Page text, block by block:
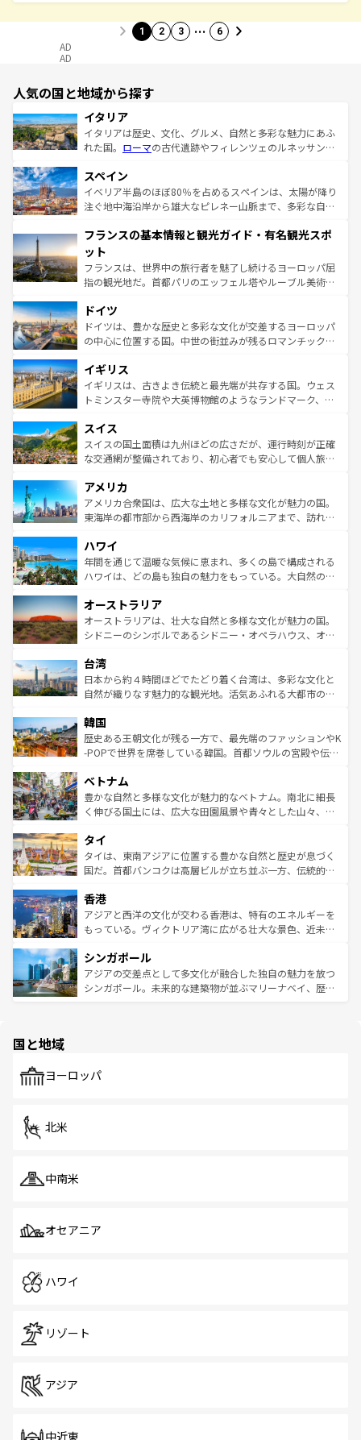
1 2 3 … 6
AD
AD
人気の国と地域から探す
イタリア
イタリアは歴史、文化、グルメ、自然と多彩な魅力にあふ
れた国。 ローマの古代遺跡やフィレンツェのルネッサンス
ろん、トスカーナの美しい田園風景やアマルフィ海岸の絶
景など、自然景観も見逃せない。観光の合間には、本場の
ピザやパスタなど、絶品のイタリア料理を堪能することも
ませてくれるイタリアで、忘れられない旅をしてみよう！
なお、新着のイタリア情報は
しい。
スペイン
イベリア半島のほぼ80％を占めるスペインは、太陽が降り
注ぐ地中海沿岸から雄大なピレネー山脈まで、多彩な自然
文化が根付くこの国では、情熱的なフラメンコ、熱気あふ
れる闘牛、そして美味しいタパスが生活の一部となってい
る。首都マドリードの洗練された雰囲気や、バルセロナの
アートに溢れた街角から、地方では古代ローマ遺跡や中世
せる。地方によって風土や気候が異なるスペインはその個
性で訪れる人を魅了する。 なお、新着のスペイン情報は コ
ンテンツ一覧を参照してほしい。
フランスの基本情報と観光ガイド・有名観光スポ
ット
フランスは、世界中の旅行者を魅了し続けるヨーロッパ屈
指の観光地だ。首都パリのエッフェル塔やルーブル美術館
で、幅広い魅力が詰まっている。華麗な宮殿、歴史的な大
聖堂、美しいビーチ、そして豊かな自然が、訪れる者を心
から魅了する。また、フランスは美食の国としても知ら
いる。シャンパンの発祥地であるランス、プロヴァンスの
香り高いラベンダー畑など、多彩な楽しみ方が可能だ。さ
らに、パリ以外の地域にも魅力が溢れており、どの街角に
れる地方に足を運ぶとそれぞれで全く異なる文化を体験で
きるだろう。 なお、新着のフランス情報はコンテンツ一覧
を参照してほしい。
ドイツ
ドイツは、豊かな歴史と多彩な文化が交差するヨーロッパ
の中心に位置する国。中世の街並みが残るロマンチック街
顔を持つこの国は、どこを歩いても飽きることがない。ベ
ルリンの文化的活気、バイエルン州のアルプスの絶景、そ
してライン川沿いのワイン畑といった風景は必見。ビール
は、お酒好きな人にはぜひ体験してほしい。 なお、新着の
ドイツ情報はコンテンツ一覧を参照してほしい。
イギリス
イギリスは、古きよき伝統と最先端が共存する国。ウェス
トミンスター寺院や大英博物館のようなランドマーク、歴
リアごとに異なる魅力がある。また、優雅なアフタヌーン
ティー、ビール好きにはたまらない英国パブ、サッカー観
戦など、本場だからこそできる体験も豊富。イギリスを旅
ンツ一覧を参照してほしい。
スイス
スイスの国土面積は九州ほどの広さだが、運行時刻が正確
な交通網が整備されており、初心者でも安心して個人旅行
の建物がそのまま残る町や、スイスならではのユニークな
博物館もあり、アルプス観光だけでなく町歩きも満喫する
ことができる。国民の所得が高いため物価も高いが、旅行
ば市内交通費無料で観光を楽しむこともできる。 なお、新
着のスイス情報はコンテンツ一覧 を参照してほしい。
アメリカ
アメリカ合衆国は、広大な土地と多様な文化が魅力の国。
東海岸の都市部から西海岸のカリフォルニアまで、訪れる
のような巨大都市は、観光、ショッピング、エンターテイ
ンメントが詰まった刺激的なスポットだ。一方、アメリカ
西部には大自然が広がり、グランドキャニオンやイエロー
部のニューオーリンズでは、音楽と美食が融合した独特の
文化が魅力。旅行者はアメリカの各地域で異なる魅力を楽
しみながら、その多様性と豊かな歴史を感じることができ
ならではの贅沢な旅のスタイルだ。 なお、新着のアメリカ
情報はコンテンツ一覧を参照してほしい。
ハワイ
年間を通じて温暖な気候に恵まれ、多くの島で構成される
ハワイは、どの島も独自の魅力をもっている。大自然の神
ワイ島は見逃せない。また、定番の観光地といえばオアフ
島だが、静かな自然を求めるならマウイ島やカウアイ島が
おすすめ。エメラルドグリーンに輝く海をはじめ、豊かな
れるおもてなしの心で訪れる人々を迎えてくれるハワイの
人々、おいしいローカルフードやハワイアンミュージッ
ク、伝統的なフラダンスなど、すべてがハワイの魅力を彩
ワイを、存分に味わってほしい。 なお、新着のハワイ情報
はコンテンツ一覧を参照してほしい。
オーストラリア
オーストラリアは、壮大な自然と多様な文化が魅力の国。
シドニーのシンボルであるシドニー・オペラハウス、オー
リアリーフや大陸中央部にそびえるウルル（エアーズロッ
ク）、タスマニアの美しい原生林やケアンズの熱帯雨林な
ど、見どころがたくさん。また、カフェやワイン、オージ
いる。アクティビティも充実しており、サーフィンやダイ
ビング、ハイキングなど、アウトドア好きにはたまらな
い。オーストラリアの多彩な魅力を存分に味わいつくそ
参照してほしい。
台湾
日本から約４時間ほどでたどり着く台湾は、多彩な文化と
自然が織りなす魅力的な観光地。活気あふれる大都市の台
ン）、静ひつな山岳地帯である台湾東部など、都市の喧騒
と山間の静けさが共存しており、訪れる人に新しい発見と
驚きをもたらしてくれる。また、奥深い台湾の食文化も魅
容にもいいと評判のスイーツなど、バラエティ豊かな料理
が味わえる。 なお、新着の台湾情報は コンテンツ一覧を参
照してほしい。
韓国
歴史ある王朝文化が残る一方で、最先端のファッションやK
-POPで世界を席巻している韓国。首都ソウルの宮殿や伝統
き、地方に足を延ばせば四季折々の自然美を楽しむことが
できる。そして、キムチや焼肉、絶品のストリートフード
まで、さまざまな韓国料理が待っている。夜には、韓国な
リティに包まれながら、韓国の多彩な魅力を心ゆくまで味
わってみてほしい。 なお、新着の韓国情報はコンテンツ一
覧を参照してほしい。
ベトナム
豊かな自然と多様な文化が魅力的なベトナム。南北に細長
く伸びる国土には、広大な田園風景や青々とした山々、世
急速な発展と共に伝統が息づく。ハノイの古い町並みやホ
ーチミン市のフランス統治時代の建物も、独特の雰囲気を
醸し出している。また、バラエティの豊かさとおいしさで
とつ。フォーやバインミー、ベトナムコーヒーなどは、ぜ
ひ現地で味わいたい。どの地域を訪れてもあたたかい人々
が旅行者を迎えてくれるので、きっと忘れられない旅にな
参照してほしい。
タイ
タイは、東南アジアに位置する豊かな自然と歴史が息づく
国だ。首都バンコクは高層ビルが立ち並ぶ一方、伝統的な
の活気が交差している。北部ではチェンマイなどの山岳地
帯で自然と触れ合い、南部ではプーケットやクラビの美し
いビーチでリゾート気分を楽しむことができる。タイ料理
激する。気候は一年中温暖で、どの季節にも異なる楽しみ
が待っている。親しみやすいタイの人々、仏教を中心とし
た文化、そして多様な観光資源が、訪れる旅人を魅了し続
香港
アジアと西洋の文化が交わる香港は、特有のエネルギーを
もっている。ヴィクトリア湾に広がる壮大な景色、近未来
み、どこを訪れても感動するはず。観光スポットが密集し
ており、効率よく見どころを回れるのも魅力。息をのむよ
うな絶景から文化的な体験まで、香港を存分に楽しみ尽く
シンガポール
アジアの交差点として多文化が融合した独自の魅力を放つ
シンガポール。未来的な建築物が並ぶマリーナベイ、歴史
で、ホーカーズは地元の風情を楽しめる外せないスポット
国と地域
ヨーロッパ
北米
中南米
オセアニア
ハワイ
リゾート
アジア
中近東